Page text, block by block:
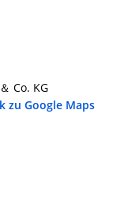
Co. KG
zu Google Maps